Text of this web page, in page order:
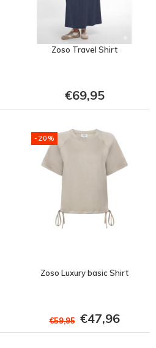
Zoso Travel Shirt
€69,95
-20%
Zoso Luxury basic Shirt
€59,95 €47,96